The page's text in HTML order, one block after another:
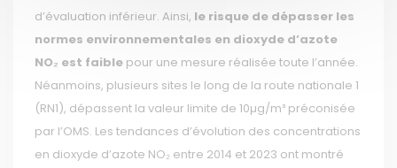
d’évaluation inférieur. Ainsi, le risque de dépasser les
normes environnementales en dioxyde d’azote
NO₂ est faible pour une mesure réalisée toute l’année.
Néanmoins, plusieurs sites le long de la route nationale 1
(RN1), dépassent la valeur limite de 10µg/m³ préconisée
par l’OMS. Les tendances d’évolution des concentrations
en dioxyde d’azote NO₂ entre 2014 et 2023 ont montré